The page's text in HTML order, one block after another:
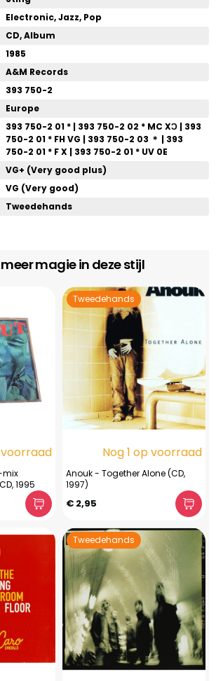
Electronic, Jazz, Pop
CD, Album
1985
A&M Records
393 750-2
Europe
393 750-2 01 * | 393 750-2 02 * MC XƆ | 393
750-2 01 * FH VG | 393 750-2 03 ＊ | 393
750-2 01 * F X | 393 750-2 01 * UV 0E
VG+ (Very good plus)
VG (Very good)
Tweedehands
magie in deze stijl
voorraad
mix
1995
Tweedehands
Nog 1 op voorraad
Anouk - Together Alone (CD,
1997)
€ 2,95
Tweedehands